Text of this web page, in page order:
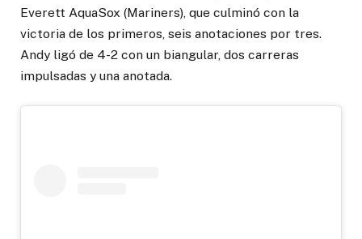
Everett AquaSox (Mariners), que culminó con la
victoria de los primeros, seis anotaciones por tres.
Andy ligó de 4-2 con un biangular, dos carreras
impulsadas y una anotada.